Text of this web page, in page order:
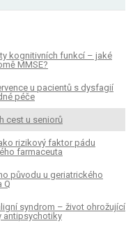
kognitivních funkcí – jaké
MMSE?
u pacientů s dysfagií
péče
cest u seniorů
rizikový faktor pádu
farmaceuta
původu u geriatrického
Q
syndrom – život ohrožující
antipsychotiky